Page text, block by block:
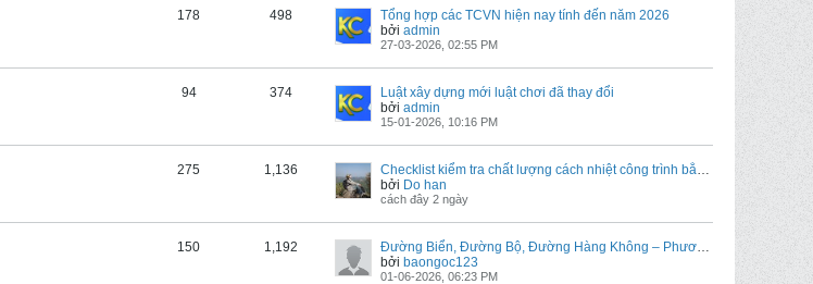
178 498
Tổng hợp các TCVN hiện nay tính đến năm 2026
bởi admin
27-03-2026, 02:55 PM
94 374
Luật xây dựng mới luật chơi đã thay đổi
bởi admin
15-01-2026, 10:16 PM
275 1,136
Checklist kiểm tra chất lượng cách nhiệt công trình bằng thiết bị đo nhiệt độ
bởi Do han
cách đây 2 ngày
150 1,192
Đường Biển, Đường Bộ, Đường Hàng Không – Phương Thức Vận Chuyển Hàng Chính Ngạch Nào Tốt Nhất?
bởi baongoc123
01-06-2026, 06:23 PM